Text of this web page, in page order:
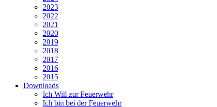
2023
2022
2021
2020
2019
2018
2017
2016
2015
Downloads
Ich Will zur Feuerwehr
Ich bin bei der Feuerwehr